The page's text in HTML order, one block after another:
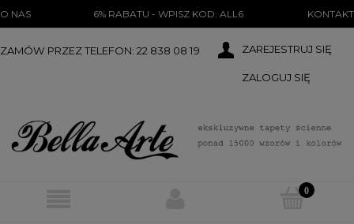
O NAS 6% RABATU - WPISZ KOD: ALL6 KONTAKT
ZAMÓW PRZEZ TELEFON: 22 838 08 19 ZAREJESTRUJ SIĘ
ZALOGUJ SIĘ